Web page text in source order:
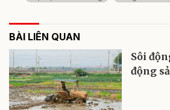
BÀI LIÊN QUAN
Sôi
động